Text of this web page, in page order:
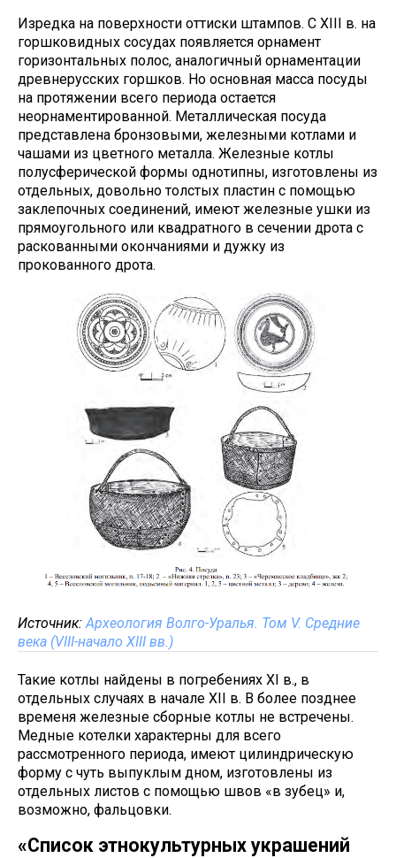
Изредка на поверхности оттиски штампов. C XIII в. на
горшковидных сосудах появляется орнамент
горизонтальных полос, аналогичный орнаментации
древнерусских горшков. Но основная масса посуды
на протяжении всего периода остается
неорнаментированной. Металлическая посуда
представлена бронзовыми, железными котлами и
чашами из цветного металла. Железные котлы
полусферической формы однотипны, изготовлены из
отдельных, довольно толстых пластин с помощью
заклепочных соединений, имеют железные ушки из
прямоугольного или квадратного в сечении дрота c
раскованными окончаниями и дужку из
прокованного дрота.
Источник:Археология Волго-Уралья. Том V. Средние
века (VIII-начало XIII вв.)
Такие котлы найдены в погребениях ХI в., в
отдельных случаях в начале ХII в. В более позднее
временя железные сборные котлы не встречены.
Медные котелки характерны для всего
рассмотренного периода, имеют цилиндрическую
форму с чуть выпуклым дном, изготовлены из
отдельных листов с помощью швов «в зубец» и,
возможно, фальцовки.
«Список этнокультурных украшений